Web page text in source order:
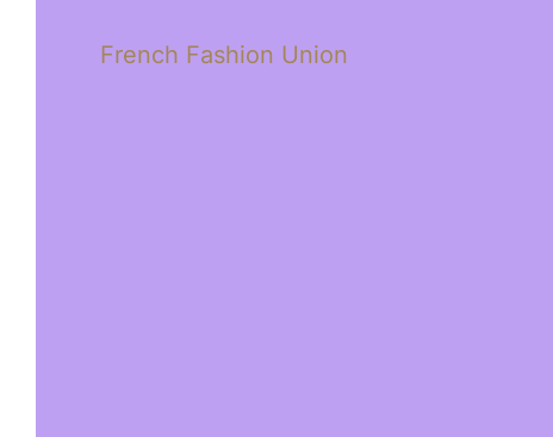
French Fashion Union